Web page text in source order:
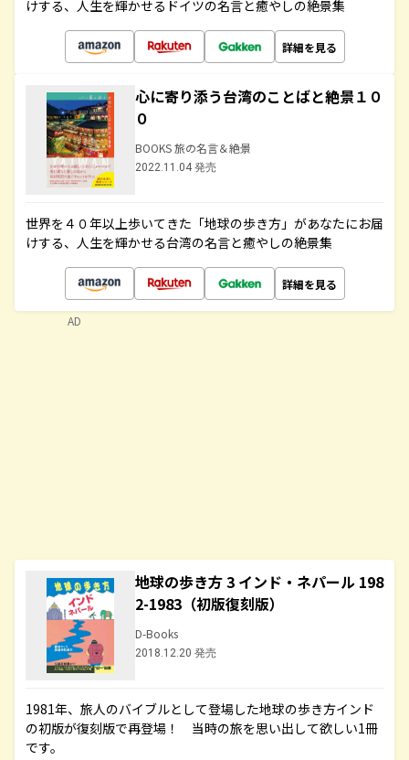
けする、人生を輝かせるドイツの名言と癒やしの絶景集
詳細を見る
心に寄り添う台湾のことばと絶景１０
０
BOOKS 旅の名言＆絶景
2022.11.04 発売
世界を４０年以上歩いてきた「地球の歩き方」があなたにお届
けする、人生を輝かせる台湾の名言と癒やしの絶景集
詳細を見る
地球の歩き方 3 インド・ネパール 198
2-1983（初版復刻版）
D-Books
2018.12.20 発売
1981年、旅人のバイブルとして登場した地球の歩き方インド
の初版が復刻版で再登場！ 当時の旅を思い出して欲しい1冊
です。
AD